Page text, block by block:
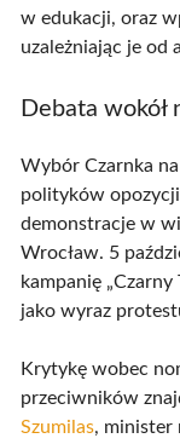
w edukacji, oraz
uzależniając je
Debata
Wybór Czarnka
polityków
demonstracje w
Wrocław. 5
kampanię
jako wyraz
Krytykę wobec
przeciwników
Szumilas, minister